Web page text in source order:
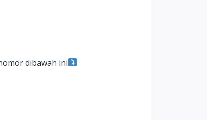
dibawah ini